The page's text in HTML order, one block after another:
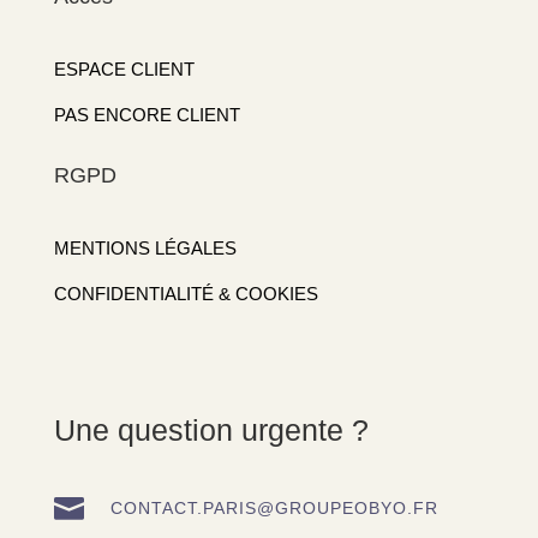
ESPACE CLIENT
PAS ENCORE CLIENT
RGPD
MENTIONS LÉGALES
CONFIDENTIALITÉ & COOKIES
Une question urgente ?
 CONTACT.PARIS@GROUPEOBYO.FR